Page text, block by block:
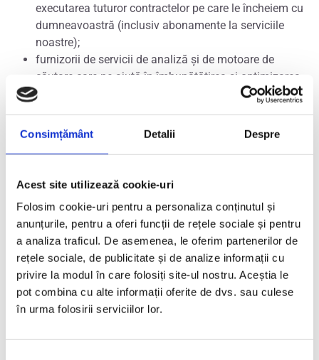
Consimțământ Detalii Despre
Acest site utilizează cookie-uri
Folosim cookie-uri pentru a personaliza conținutul și
anunțurile, pentru a oferi funcții de rețele sociale și pentru
a analiza traficul. De asemenea, le oferim partenerilor de
rețele sociale, de publicitate și de analize informații cu
privire la modul în care folosiți site-ul nostru. Aceștia le
pot combina cu alte informații oferite de dvs. sau culese
în urma folosirii serviciilor lor.
executarea tuturor contractelor pe care le încheiem cu
dumneavoastră (inclusiv abonamente la serviciile
noastre);
furnizorii de servicii de analiză și de motoare de
căutare care ne ajută în îmbunătățirea și optimizarea
Website-urilor noastre.
date cu caracter personal unor consultanți externi (de
exemplu, avocați, contabili, auditori), dacă este necesar.
noastre Afiliate și cu alte terțe părți în contextul anumitor
tipuri de tranzacții, inclusiv în contextul tranzacțiilor care
implică o schimbare a controlului asupra Societății
Termocolor S.R.L., vânzarea substanțială a tuturor activelor
sale sau restructurări comerciale.
4.Stocarea datelor dumneavoastră cu
caracter personal și transferurile în